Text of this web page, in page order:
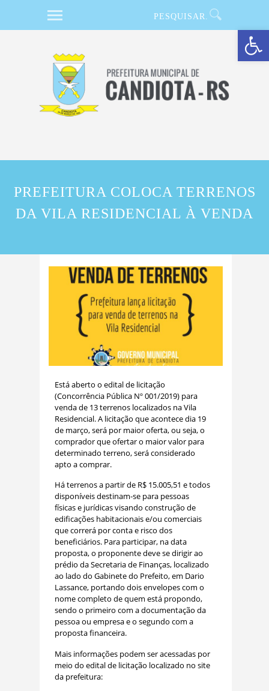
Barra de Ferramentas Aberta
PREFEITURA COLOCA TERRENOS
DA VILA RESIDENCIAL À VENDA
Está aberto o edital de licitação
(Concorrência Pública Nº 001/2019) para
venda de 13 terrenos localizados na Vila
Residencial. A licitação que acontece dia 19
de março, será por maior oferta, ou seja, o
comprador que ofertar o maior valor para
determinado terreno, será considerado
apto a comprar.
Há terrenos a partir de R$ 15.005,51 e todos
disponíveis destinam-se para pessoas
físicas e jurídicas visando construção de
edificações habitacionais e/ou comerciais
que correrá por conta e risco dos
beneficiários. Para participar, na data
proposta, o proponente deve se dirigir ao
prédio da Secretaria de Finanças, localizado
ao lado do Gabinete do Prefeito, em Dario
Lassance, portando dois envelopes com o
nome completo de quem está propondo,
sendo o primeiro com a documentação da
pessoa ou empresa e o segundo com a
proposta financeira.
Mais informações podem ser acessadas por
meio do edital de licitação localizado no site
da prefeitura: